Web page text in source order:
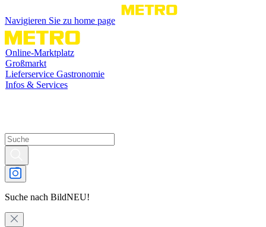
Navigieren Sie zu home page
Online-Marktplatz
Großmarkt
Lieferservice Gastronomie
Infos & Services
Suche nach BildNEU!